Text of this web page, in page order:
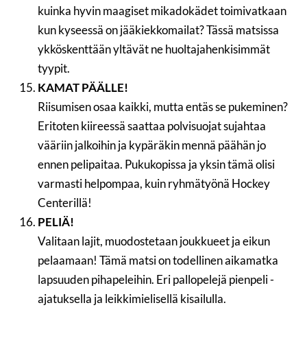
kuinka hyvin maagiset mikadokädet toimivatkaan
kun kyseessä on jääkiekkomailat? Tässä matsissa
ykköskenttään yltävät ne huoltajahenkisimmät
tyypit.
KAMAT PÄÄLLE!
Riisumisen osaa kaikki, mutta entäs se pukeminen?
Eritoten kiireessä saattaa polvisuojat sujahtaa
vääriin jalkoihin ja kypäräkin mennä päähän jo
ennen pelipaitaa. Pukukopissa ja yksin tämä olisi
varmasti helpompaa, kuin ryhmätyönä Hockey
Centerillä!
PELIÄ!
Valitaan lajit, muodostetaan joukkueet ja eikun
pelaamaan! Tämä matsi on todellinen aikamatka
lapsuuden pihapeleihin. Eri pallopelejä pienpeli -
ajatuksella ja leikkimielisellä kisailulla.